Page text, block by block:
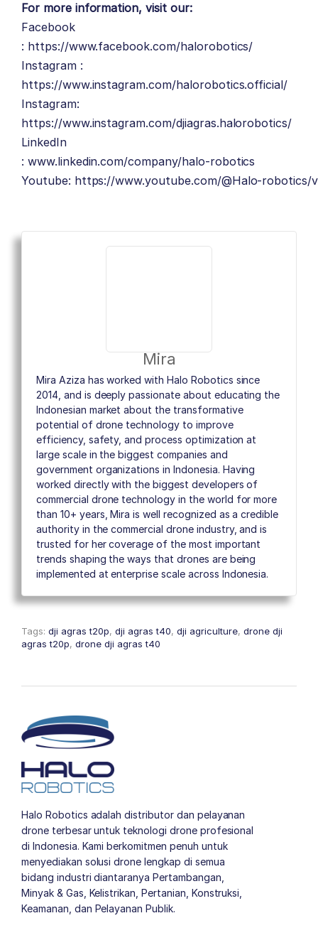
For more information, visit our:
Facebook
: https://www.facebook.com/halorobotics/
Instagram :
https://www.instagram.com/halorobotics.official/
Instagram:
https://www.instagram.com/djiagras.halorobotics/
LinkedIn
: www.linkedin.com/company/halo-robotics
Youtube: https://www.youtube.com/@Halo-robotics/
Mira
Mira Aziza has worked with Halo Robotics since
2014, and is deeply passionate about educating the
Indonesian market about the transformative
potential of drone technology to improve
efficiency, safety, and process optimization at
large scale in the biggest companies and
government organizations in Indonesia. Having
worked directly with the biggest developers of
commercial drone technology in the world for more
than 10+ years, Mira is well recognized as a credible
authority in the commercial drone industry, and is
trusted for her coverage of the most important
trends shaping the ways that drones are being
implemented at enterprise scale across Indonesia.
Tags: dji agras t20p, dji agras t40, dji agriculture, drone dji
agras t20p, drone dji agras t40
Halo Robotics adalah distributor dan pelayanan
drone terbesar untuk teknologi drone profesional
di Indonesia. Kami berkomitmen penuh untuk
menyediakan solusi drone lengkap di semua
bidang industri diantaranya Pertambangan,
Minyak & Gas, Kelistrikan, Pertanian, Konstruksi,
Keamanan, dan Pelayanan Publik.